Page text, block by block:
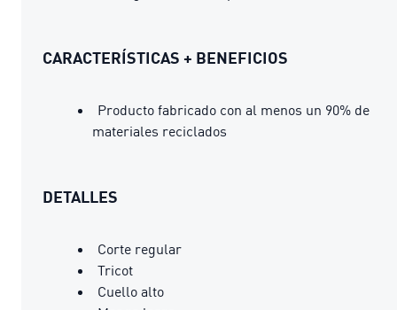
CARACTERÍSTICAS + BENEFICIOS
Producto fabricado con al menos un 90% de
materiales reciclados
DETALLES
Corte regular
Tricot
Cuello alto